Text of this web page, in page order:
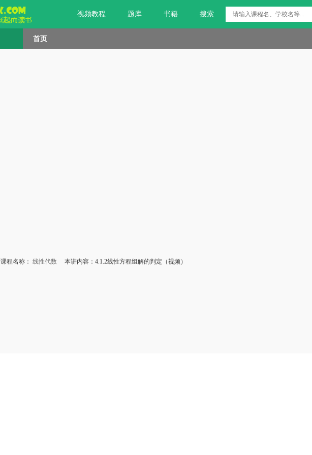
视频教程 题库 书籍 搜索
首页
课程名称： 线性代数 本讲内容：4.1.2线性方程组解的判定（视频）